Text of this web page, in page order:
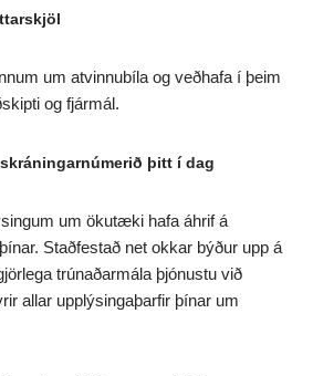
um atvinnubíla og veðhafa í þeim
og fjármál.
þitt í dag
um ökutæki hafa áhrif á
Staðfestað net okkar býður upp á
trúnaðarmála þjónustu við
allar upplýsingaþarfir þínar um